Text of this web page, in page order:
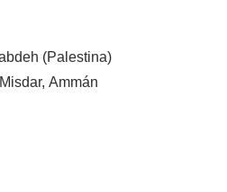
(Palestina)
Ammán